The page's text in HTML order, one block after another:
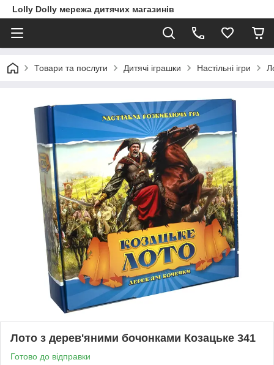
Lolly Dolly мережа дитячих магазинів
Товари та послуги Дитячі іграшки Настільні ігри
Лото з дерев'яними бочонками Козацьке 341
Готово до відправки